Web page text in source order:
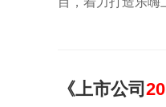
《上市公司